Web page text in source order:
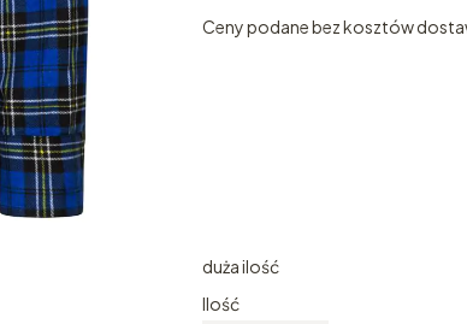
Ceny podane bez kosztów
duża ilość
Ilość